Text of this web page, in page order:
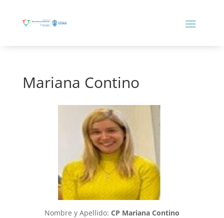
Mariana Contino
Nombre y Apellido: CP Mariana Contino